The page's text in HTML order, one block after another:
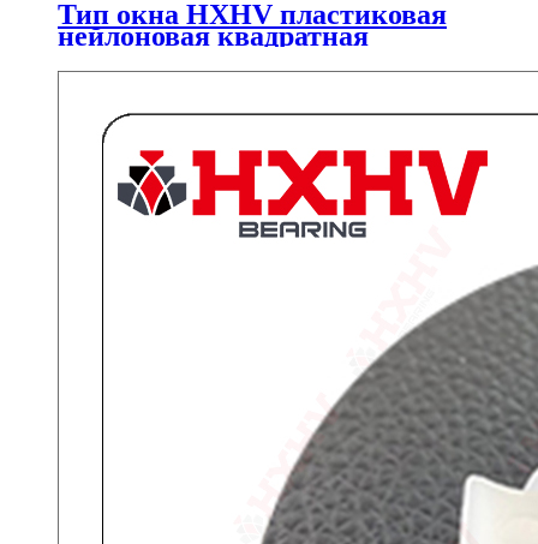
Тип окна HXHV пластиковая
нейлоновая квадратная
прокладка для роликов
подшипника